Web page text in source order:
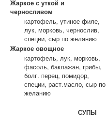
Жаркое с уткой и
черносливом
картофель, утиное филе,
лук, морковь, чернослив,
специи, сыр по желанию
Жаркое овощное
картофель, лук, морковь,
фасоль, баклажан, грибы,
болг. перец, помидор,
специи, раст.масло, сыр по
желанию
СУПЫ